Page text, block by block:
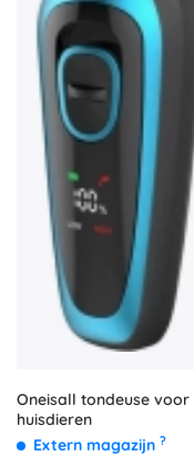
Oneisall tondeuse voor
huisdieren
Extern magazijn ?